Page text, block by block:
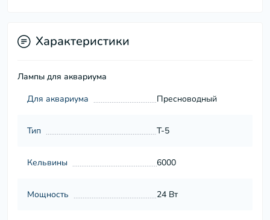
Характеристики
Лампы для аквариума
Для аквариума
Пресноводный
Тип Т-5
Кельвины 6000
Мощность 24 Вт